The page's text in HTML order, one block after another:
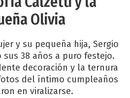
Olivia
y su pequeña hija, Sergio
sus 38 años a puro festejo.
decoración y la ternura
del íntimo cumpleaños
en viralizarse.